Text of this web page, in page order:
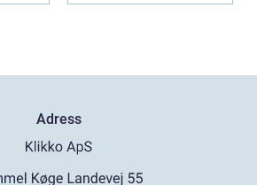
Adress